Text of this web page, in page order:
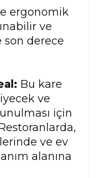
ergonomik
ve
son derece
Bu kare
ve
için
ve ev
alanına